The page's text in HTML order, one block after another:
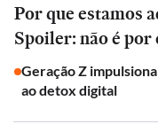
Por que estamos
Spoiler: não é
Geração Z
ao detox digital